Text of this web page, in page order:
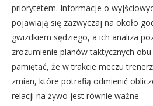
priorytetem. Informacje o
pojawiają się zazwyczaj na około
gwizdkiem sędziego, a ich analiza
zrozumienie planów taktycznych
pamiętać, że w trakcie meczu
zmian, które potrafią odmienić
relacji na żywo jest równie ważne.